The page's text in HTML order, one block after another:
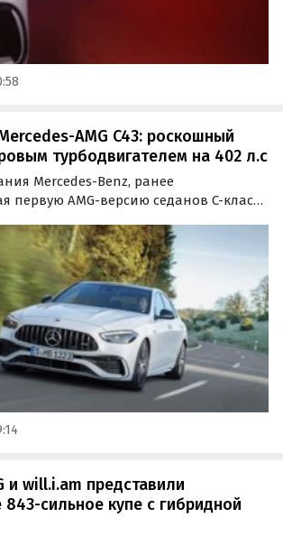
AMG C43: роскошный
турбодвигателем на 402 л.с
Mercedes-Benz, ранее
первую AMG-версию седанов C-класса
и will.i.am представили
843-сильное купе с гибридной